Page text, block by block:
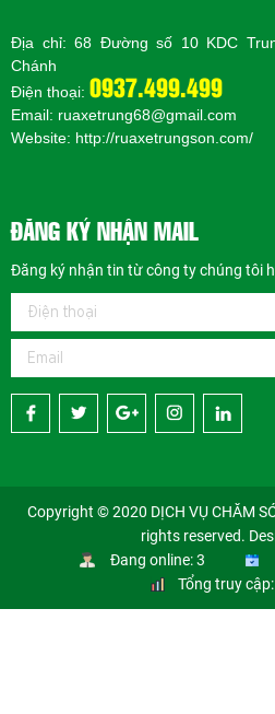
Địa chỉ: 68 Đường số 10 KDC
Chánh
Điện thoại: 0937.499.499
Email: ruaxetrung68@gmail.com
Website: http://ruaxetrungson.com/
ĐĂNG KÝ NHẬN MAIL
Đăng ký nhận tin từ công ty chúng tôi
Copyright © 2020 DỊCH VỤ CHĂM
rights reserved.
Đang online: 3
Tổng truy